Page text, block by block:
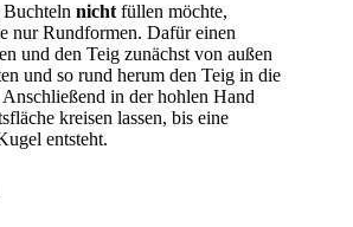
Buchteln nichtfüllen möchte,
nur Rundformen. Dafür einen
und den Teig zunächst von außen
und so rund herum den Teig in die
in der hohlen Hand
kreisen lassen, bis eine
entsteht.